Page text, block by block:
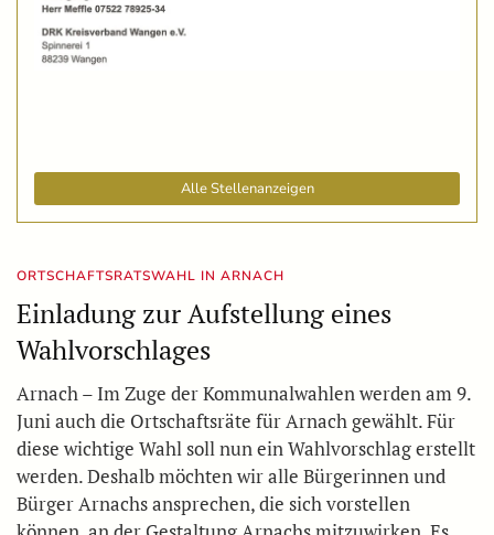
Alle Stellenanzeigen
ORTSCHAFTSRATSWAHL IN ARNACH
Einladung zur Aufstellung eines
Wahlvorschlages
Arnach – Im Zuge der Kommunalwahlen werden am 9.
Juni auch die Ortschaftsräte für Arnach gewählt. Für
diese wichtige Wahl soll nun ein Wahlvorschlag erstellt
werden. Deshalb möchten wir alle Bürgerinnen und
Bürger Arnachs ansprechen, die sich vorstellen